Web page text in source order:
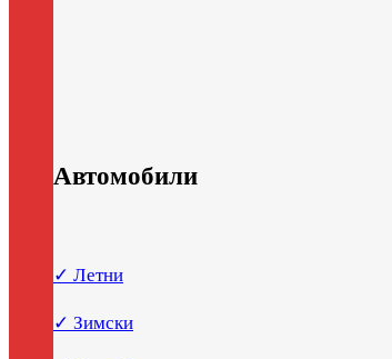
Автомобили
✓ Летни
✓ Зимски